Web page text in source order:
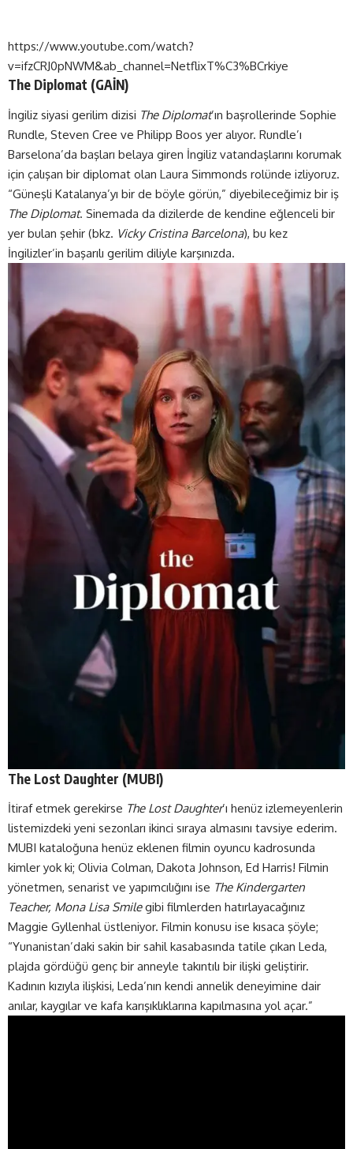
https://www.youtube.com/watch?
v=ifzCRJ0pNWM&ab_channel=NetflixT%C3%BCrkiye
The Diplomat (GAİN)
İngiliz siyasi gerilim dizisi The Diplomat’ın başrollerinde Sophie
Rundle, Steven Cree ve Philipp Boos yer alıyor. Rundle’ı
Barselona’da başları belaya giren İngiliz vatandaşlarını korumak
için çalışan bir diplomat olan Laura Simmonds rolünde izliyoruz.
“Güneşli Katalanya’yı bir de böyle görün,” diyebileceğimiz bir iş
The Diplomat. Sinemada da dizilerde de kendine eğlenceli bir
yer bulan şehir (bkz. Vicky Cristina Barcelona), bu kez
İngilizler’in başarılı gerilim diliyle karşınızda.
The Lost Daughter (MUBI)
İtiraf etmek gerekirse The Lost Daughter’ı henüz izlemeyenlerin
listemizdeki yeni sezonları ikinci sıraya almasını tavsiye ederim.
MUBI kataloğuna henüz eklenen filmin oyuncu kadrosunda
kimler yok ki; Olivia Colman, Dakota Johnson, Ed Harris! Filmin
yönetmen, senarist ve yapımcılığını ise The Kindergarten
Teacher, Mona Lisa Smilegibi filmlerden hatırlayacağınız
Maggie Gyllenhal üstleniyor. Filmin konusu ise kısaca şöyle;
“Yunanistan’daki sakin bir sahil kasabasında tatile çıkan Leda,
plajda gördüğü genç bir anneyle takıntılı bir ilişki geliştirir.
Kadının kızıyla ilişkisi, Leda’nın kendi annelik deneyimine dair
anılar, kaygılar ve kafa karışıklıklarına kapılmasına yol açar.”